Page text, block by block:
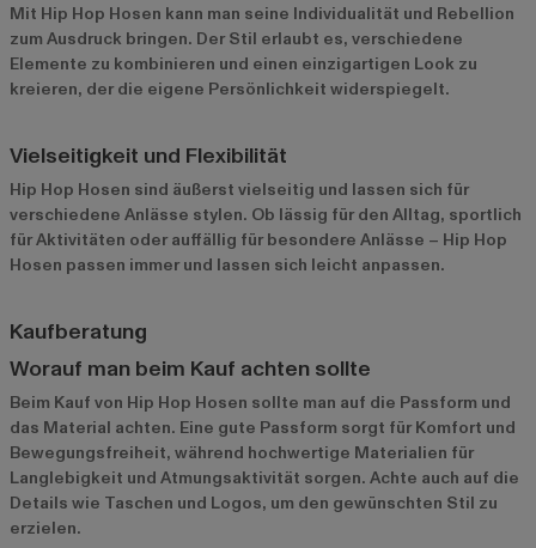
Mit Hip Hop Hosen kann man seine Individualität und Rebellion
zum Ausdruck bringen. Der Stil erlaubt es, verschiedene
Elemente zu kombinieren und einen einzigartigen Look zu
kreieren, der die eigene Persönlichkeit widerspiegelt.
Vielseitigkeit und Flexibilität
Hip Hop Hosen sind äußerst vielseitig und lassen sich für
verschiedene Anlässe stylen. Ob lässig für den Alltag, sportlich
für Aktivitäten oder auffällig für besondere Anlässe – Hip Hop
Hosen passen immer und lassen sich leicht anpassen.
Kaufberatung
Worauf man beim Kauf achten sollte
Beim Kauf von Hip Hop Hosen sollte man auf die Passform und
das Material achten. Eine gute Passform sorgt für Komfort und
Bewegungsfreiheit, während hochwertige Materialien für
Langlebigkeit und Atmungsaktivität sorgen. Achte auch auf die
Details wie Taschen und Logos, um den gewünschten Stil zu
erzielen.